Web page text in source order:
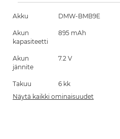
Akku DMW-BMB9E
Akun
kapasiteetti
895 mAh
Akun
jännite
7.2 V
Takuu
6 kk
Näytä kaikki ominaisuudet